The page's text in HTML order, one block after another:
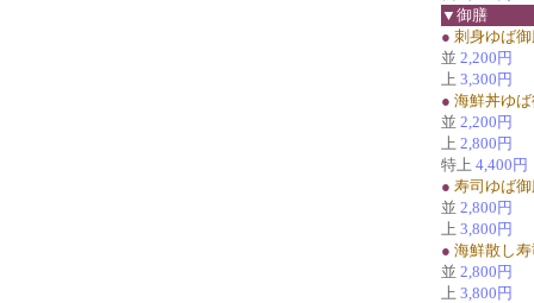
▼御膳
● 刺身ゆば
並 2,200円
上 3,300円
● 海鮮丼ゆ
並 2,200円
上 2,800円
特上 4,400円
● 寿司ゆば
並 2,800円
上 3,800円
● 海鮮散し
並 2,800円
上 3,800円